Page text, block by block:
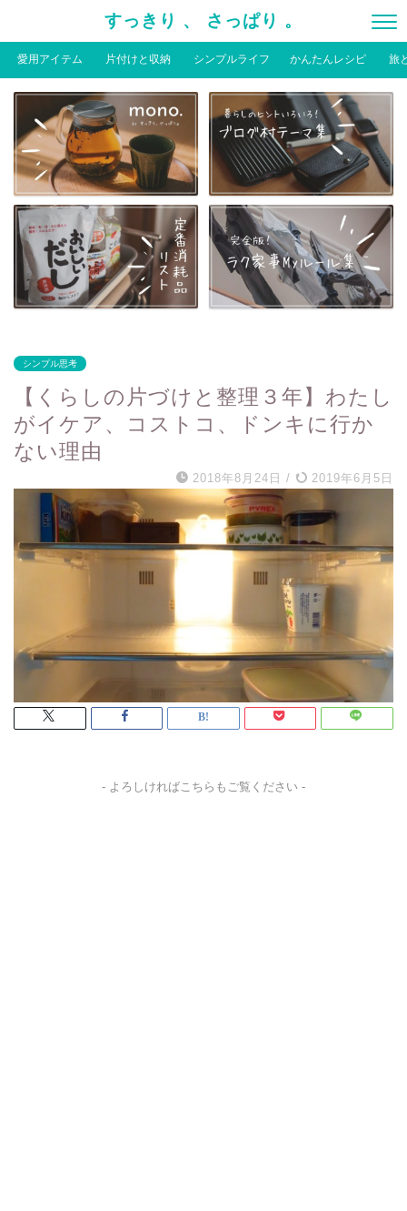
すっきり 、 さっぱり 。
愛用アイテム 片付けと収納 シンプルライフ かんたんレシピ 旅
シンプル思考
【くらしの片づけと整理３年】わたし
がイケア、コストコ、ドンキに行か
ない理由
2018年8月24日 / 2019年6月5日
- よろしければこちらもご覧ください -